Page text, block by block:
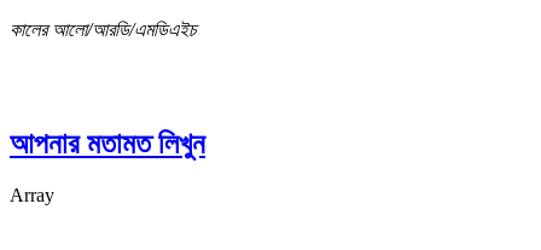
কালের আলো/আরডি/এমডিএইচ
আপনার মতামত লিখুন
Array